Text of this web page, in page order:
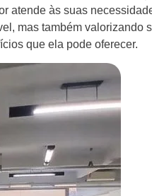
atende às suas
mas também
que ela pode oferecer.